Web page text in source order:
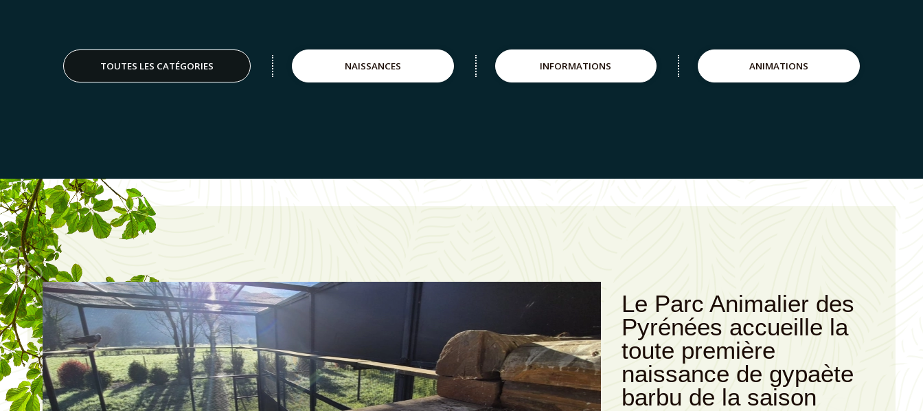
TOUTES LES CATÉGORIES NAISSANCES INFORMATIONS ANIMATIONS
Le Parc Animalier des
Pyrénées accueille la
toute première
naissance de gypaète
barbu de la saison
Naissance de deux
Gypaètes Barbus
dans notre centre
d'élevage !
C'est avec beaucoup de joie et d'émotion que